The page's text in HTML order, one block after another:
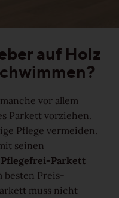
auf Holz
vor allem
Parkett vorziehen.
Pflege vermeiden.
seinen
Pflegefrei-Parkett
besten Preis-
muss nicht